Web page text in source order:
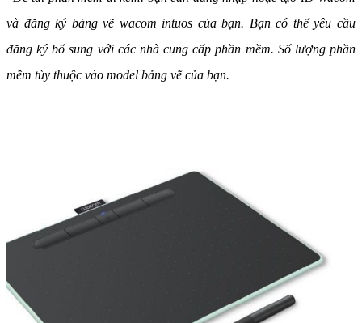
và đăng ký bảng vẽ wacom intuos của bạn. Bạn có thể yêu cầu
đăng ký bổ sung với các nhà cung cấp phần mềm. Số lượng phần
mềm tùy thuộc vào model bảng vẽ của bạn.